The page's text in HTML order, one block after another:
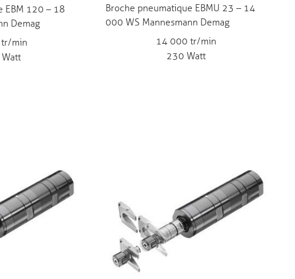
EBM 120 – 18
Demag
min
Broche pneumatique EBMU 23 – 14
000 WS Mannesmann Demag
14 000 tr/min
230 Watt